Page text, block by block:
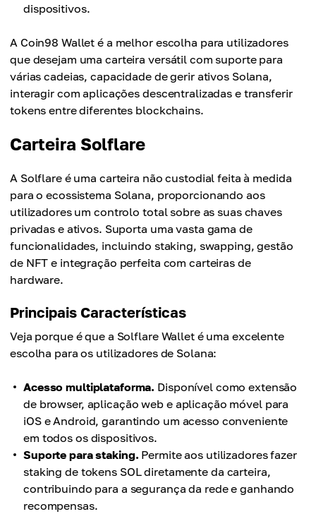
dispositivos.
A Coin98 Wallet é a melhor escolha para utilizadores
que desejam uma carteira versátil com suporte para
várias cadeias, capacidade de gerir ativos Solana,
interagir com aplicações descentralizadas e transferir
tokens entre diferentes blockchains.
Carteira Solflare
A Solflare é uma carteira não custodial feita à medida
para o ecossistema Solana, proporcionando aos
utilizadores um controlo total sobre as suas chaves
privadas e ativos. Suporta uma vasta gama de
funcionalidades, incluindo staking, swapping, gestão
de NFT e integração perfeita com carteiras de
hardware.
Principais Características
Veja porque é que a Solflare Wallet é uma excelente
escolha para os utilizadores de Solana:
Acesso multiplataforma. Disponível como extensão
de browser, aplicação web e aplicação móvel para
iOS e Android, garantindo um acesso conveniente
em todos os dispositivos.
Suporte para staking. Permite aos utilizadores fazer
staking de tokens SOL diretamente da carteira,
contribuindo para a segurança da rede e ganhando
recompensas.